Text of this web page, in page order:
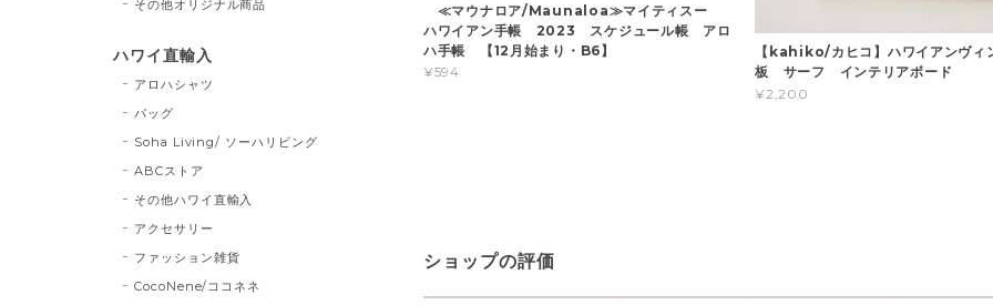
≪マウナロア/Maunaloa≫マイティスー
ハワイアン手帳 2023 スケジュール帳 アロ
ハ手帳 【12月始まり・B6】
¥594
【kahiko/カヒコ】ハワイアンヴィ
板 サーフ インテリアボード
¥2,200
ショップの評価
その他オリジナル商品
ハワイ直輸入
アロハシャツ
バッグ
Soha Living/ ソーハリビング
ABCストア
その他ハワイ直輸入
アクセサリー
ファッション雑貨
CocoNene/ココネネ